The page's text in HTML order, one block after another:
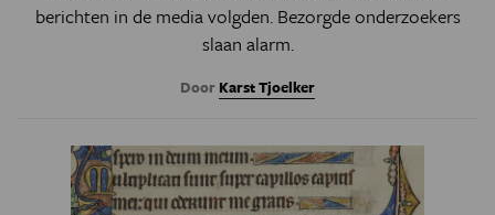
berichten in de media volgden. Bezorgde onderzoekers
slaan alarm.
Door Karst Tjoelker